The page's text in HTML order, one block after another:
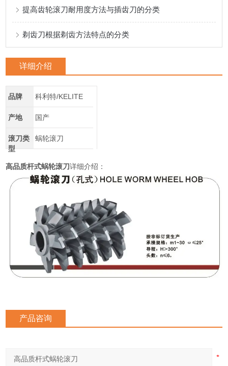
提高齿轮滚刀耐用度方法与插齿刀的分类
剃齿刀根据剃齿方法特点的分类
详细介绍
品牌 科利特/KELITE
产地 国产
滚刀类
型
蜗轮滚刀
高品质杆式蜗轮滚刀详细介绍：
产品咨询